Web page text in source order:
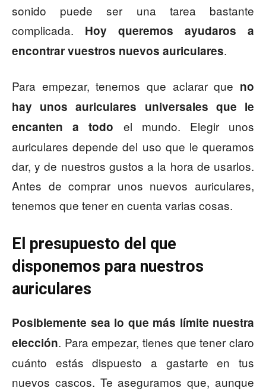
sonido puede ser una tarea bastante
complicada. Hoy queremos ayudaros a
encontrar vuestros nuevos auriculares.
Para empezar, tenemos que aclarar que no
hay unos auriculares universales que le
encanten a todo el mundo. Elegir unos
auriculares depende del uso que le queramos
dar, y de nuestros gustos a la hora de usarlos.
Antes de comprar unos nuevos auriculares,
tenemos que tener en cuenta varias cosas.
El presupuesto del que
disponemos para nuestros
auriculares
Posiblemente sea lo que más límite nuestra
elección. Para empezar, tienes que tener claro
cuánto estás dispuesto a gastarte en tus
nuevos cascos. Te aseguramos que, aunque